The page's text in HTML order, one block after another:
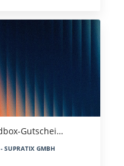
Gutschei…
SUPRATIX GMBH